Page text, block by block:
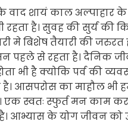
शायं काल अल्पाहार
रहता है। सुवह की सुर्य
मे बिशेष तैयारी की
पहले से रहता है। दैनिक
भी है क्योकि पर्व की
आसपरोस का माहौल भी
एक स्वतः स्फुर्त मन काम
आभ्यास के योग जीवन को